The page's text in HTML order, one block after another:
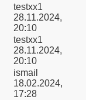
testxx1
28.11.2024,
20:10
testxx1
28.11.2024,
20:10
ismail
18.02.2024,
17:28